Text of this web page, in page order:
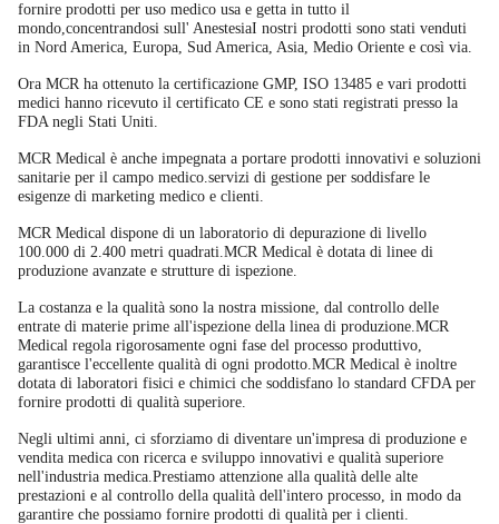
fornire prodotti per uso medico usa e getta in tutto il
mondo,concentrandosi sull' AnestesiaI nostri prodotti sono stati venduti
in Nord America, Europa, Sud America, Asia, Medio Oriente e così via.
Ora MCR ha ottenuto la certificazione GMP, ISO 13485 e vari prodotti
medici hanno ricevuto il certificato CE e sono stati registrati presso la
FDA negli Stati Uniti.
MCR Medical è anche impegnata a portare prodotti innovativi e soluzioni
sanitarie per il campo medico.servizi di gestione per soddisfare le
esigenze di marketing medico e clienti.
MCR Medical dispone di un laboratorio di depurazione di livello
100.000 di 2.400 metri quadrati.MCR Medical è dotata di linee di
produzione avanzate e strutture di ispezione.
La costanza e la qualità sono la nostra missione, dal controllo delle
entrate di materie prime all'ispezione della linea di produzione.MCR
Medical regola rigorosamente ogni fase del processo produttivo,
garantisce l'eccellente qualità di ogni prodotto.MCR Medical è inoltre
dotata di laboratori fisici e chimici che soddisfano lo standard CFDA per
fornire prodotti di qualità superiore.
Negli ultimi anni, ci sforziamo di diventare un'impresa di produzione e
vendita medica con ricerca e sviluppo innovativi e qualità superiore
nell'industria medica.Prestiamo attenzione alla qualità delle alte
prestazioni e al controllo della qualità dell'intero processo, in modo da
garantire che possiamo fornire prodotti di qualità per i clienti.